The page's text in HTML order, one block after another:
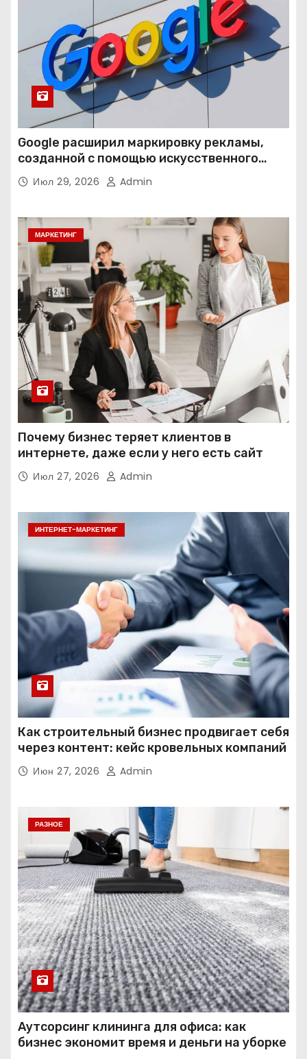
Google расширил маркировку рекламы,
созданной с помощью искусственного
интеллекта
Июл 29, 2026 Admin
МАРКЕТИНГ
Почему бизнес теряет клиентов в
интернете, даже если у него есть сайт
Июл 27, 2026 Admin
ИНТЕРНЕТ-МАРКЕТИНГ
Как строительный бизнес продвигает себя
через контент: кейс кровельных компаний
Июн 27, 2026 Admin
РАЗНОЕ
Аутсорсинг клининга для офиса: как
бизнес экономит время и деньги на уборке